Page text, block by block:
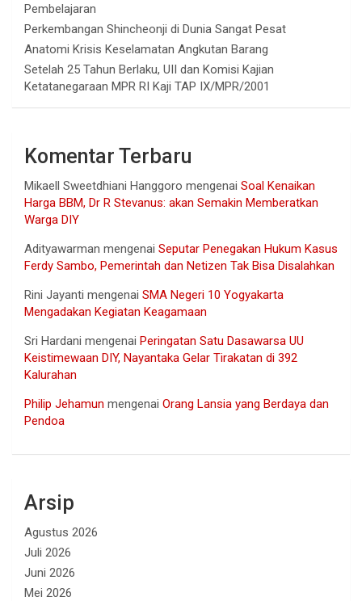
Pembelajaran
Perkembangan Shincheonji di Dunia Sangat Pesat
Anatomi Krisis Keselamatan Angkutan Barang
Setelah 25 Tahun Berlaku, UII dan Komisi Kajian
Ketatanegaraan MPR RI Kaji TAP IX/MPR/2001
Komentar Terbaru
Mikaell Sweetdhiani Hanggoro mengenai Soal Kenaikan
Harga BBM, Dr R Stevanus: akan Semakin Memberatkan
Warga DIY
Adityawarman mengenai Seputar Penegakan Hukum Kasus
Ferdy Sambo, Pemerintah dan Netizen Tak Bisa Disalahkan
Rini Jayanti mengenai SMA Negeri 10 Yogyakarta
Mengadakan Kegiatan Keagamaan
Sri Hardani mengenai Peringatan Satu Dasawarsa UU
Keistimewaan DIY, Nayantaka Gelar Tirakatan di 392
Kalurahan
Philip Jehamun mengenai Orang Lansia yang Berdaya dan
Pendoa
Arsip
Agustus 2026
Juli 2026
Juni 2026
Mei 2026